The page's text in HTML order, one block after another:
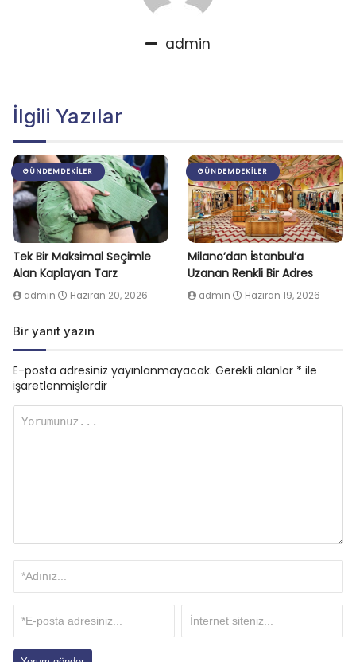
admin
İlgili Yazılar
GÜNDEMDEKILER
Tek Bir Maksimal Seçimle
Alan Kaplayan Tarz
admin Haziran 20, 2026
GÜNDEMDEKILER
Milano’dan İstanbul’a
Uzanan Renkli Bir Adres
admin Haziran 19, 2026
Bir yanıt yazın
E-posta adresiniz yayınlanmayacak. Gerekli alanlar * ile
işaretlenmişlerdir